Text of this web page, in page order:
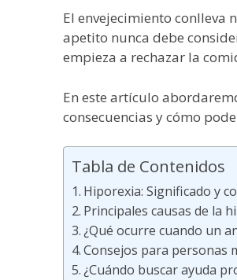
El envejecimiento conlleva
apetito nunca debe
empieza a rechazar la
En este artículo
consecuencias y cómo
Tabla de Contenidos
Hiporexia: Significado y
Principales causas de la
¿Qué ocurre cuando un
Consejos para personas
¿Cuándo buscar ayuda